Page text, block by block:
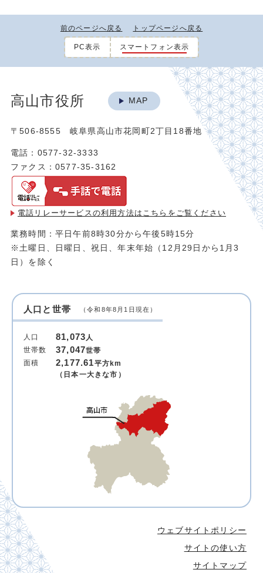
前のページへ戻る トップページへ戻る
PC表示 スマートフォン表示
高山市役所 MAP
〒506-8555 岐阜県高山市花岡町2丁目18番地
電話：0577-32-3333
ファクス：0577-35-3162
電話リレーサービスの利用方法は こちらをご覧ください
業務時間：平日午前8時30分から午後5時15分
※土曜日、日曜日、祝日、年末年始（12月29日から1月3
日）を除く
人口と世帯 （令和8年8月1日現在）
人口 81,073人
世帯数
37,047世帯
面積
2,177.61平方km
（日本一大きな市）
ウェブサイトポリシー
サイトの使い方
サイトマップ